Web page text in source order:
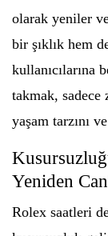
olarak yeniler
bir şıklık hem
kullanıcılarına
takmak, sadece
yaşam tarzını
Yeniden
Rolex saatleri